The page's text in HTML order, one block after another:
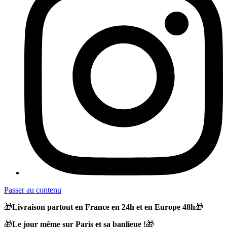
Passer au contenu
🎁Livraison partout en France en 24h et en Europe 48h🎁
🎁Le jour même sur Paris et sa banlieue !🎁